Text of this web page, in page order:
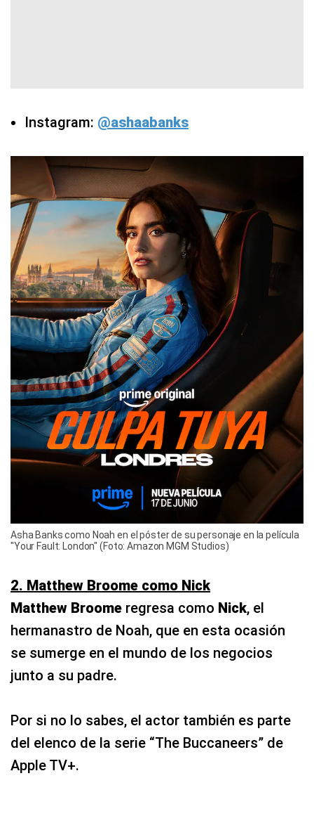
Instagram: @ashaabanks
Asha Banks como Noah en el póster de su personaje en la película
"Your Fault: London" (Foto: Amazon MGM Studios)
2. Matthew Broome como Nick
Matthew Broome regresa como Nick, el
hermanastro de Noah, que en esta ocasión
se sumerge en el mundo de los negocios
junto a su padre.
Por si no lo sabes, el actor también es parte
del elenco de la serie “The Buccaneers” de
Apple TV+.